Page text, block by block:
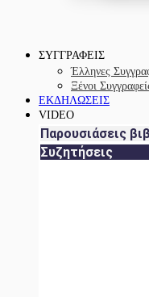
ΣΥΓΓΡΑΦΕΙΣ
Έλληνες
Ξένοι
ΕΚΔΗΛΩΣΕΙΣ
VIDEO
Παρουσιάσεις
Συζητήσεις